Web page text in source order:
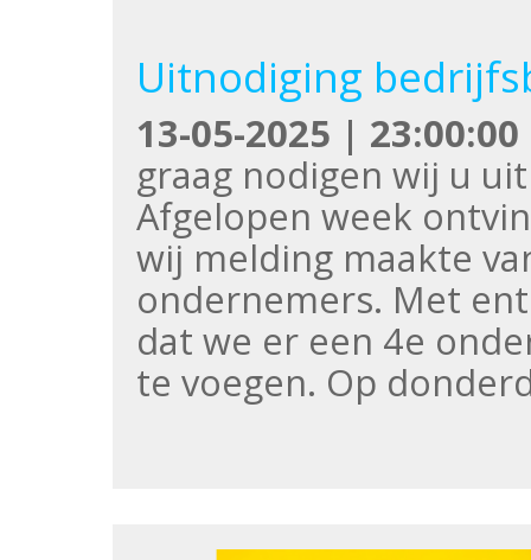
Uitnodiging
13-05-2025 | 23:00:00
graag nodigen wij u
Afgelopen week
wij melding maakte
ondernemers. Met
dat we er een 4e
te voegen. Op